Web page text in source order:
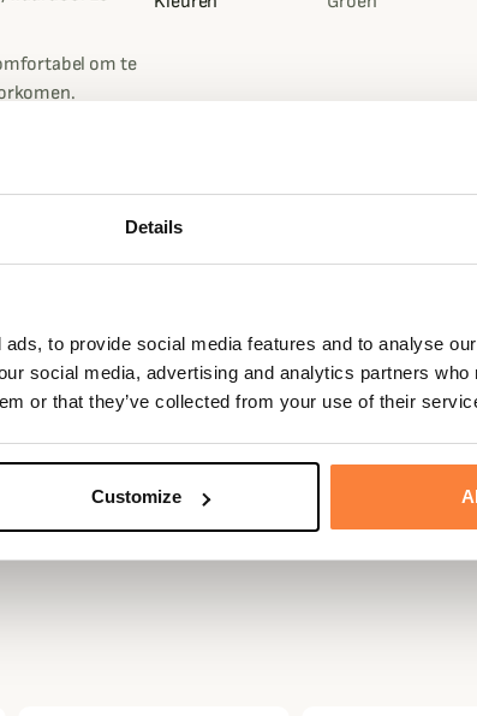
Details
to provide social media features and to analyse
social media, advertising and analytics partners
or that they’ve collected from your use of their
Customize
om te
aan de
uitstekende grip